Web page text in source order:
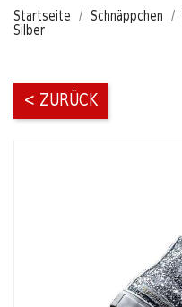
Startseite
Schnäppchen
Silber
< ZURÜCK